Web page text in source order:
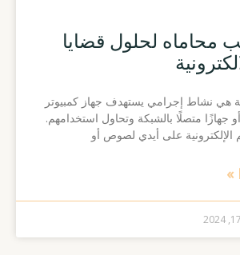
محاماه لحلول قضايا
هي نشاط إجرامي يستهدف جهاز كمبيوتر
جهازًا متصلًا بالشبكة وتحاول استخدامهم.
الإلكترونية على أيدي لصوص أو